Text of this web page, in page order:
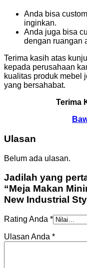
Anda bisa
inginkan.
Anda juga bisa
dengan ruangan
Terima kasih atas
kepada perusahaan
kualitas produk mebel
yang bersahabat.
Terima
Ulasan
Belum ada ulasan.
Jadilah yang
“Meja Makan
New Industrial
Rating Anda *
Ulasan Anda *